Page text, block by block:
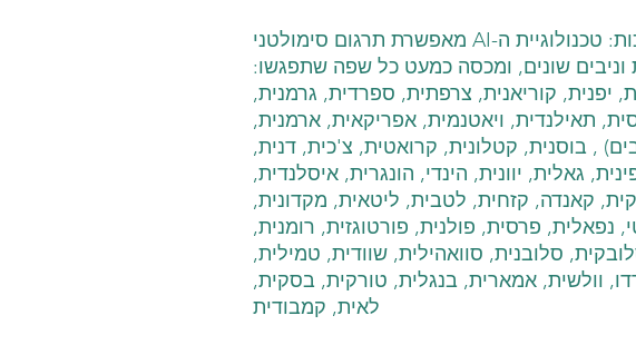
58 שפות נתמכות: טכנולוגיית ה-AI מאפשרת תרגום סימולטני
בין 58 שפות וניבים שונים, ומכסה כמעט כל שפה שתפגשו:
יפנית, קוריאנית, צרפתית, ספרדית, גרמנית,
תאילנדית, ויאטנמית, אפריקאית, ארמנית,
(2 ניבים) , בוסנית, קטלונית, קרואטית, צ'כית, דנית,
גאלית, יוונית, הינדי, הונגרית, איסלנדית,
קאנדה, קזחית, לטבית, ליטאית, מקדונית,
נפאלית, פרסית, פולנית, פורטוגזית, רומנית,
סלובנית, סוואהילית, שוודית, טמילית,
וולשית, אמארית, בנגלית, טורקית, בסקית,
לאית, קמבודית